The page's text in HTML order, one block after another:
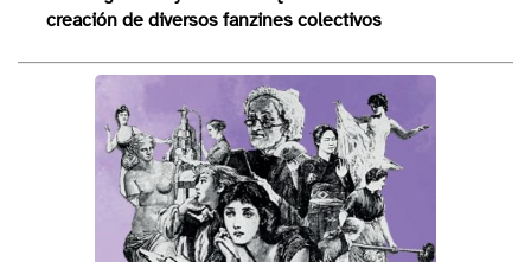
creación de diversos fanzines colectivos